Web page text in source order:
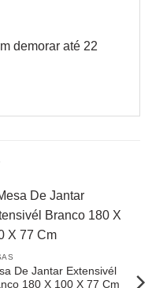
demorar até 22
De Jantar Extensivél
180 X 100 X 77 Cm